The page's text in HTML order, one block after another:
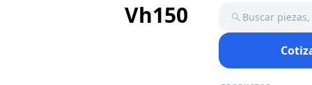
Buscar
Vh150